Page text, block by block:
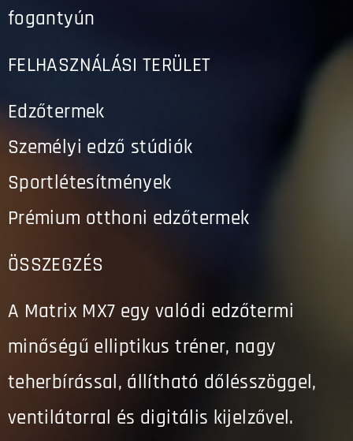
fogantyún
FELHASZNÁLÁSI TERÜLET
Edzőtermek
Személyi edző stúdiók
Sportlétesítmények
Prémium otthoni edzőtermek
ÖSSZEGZÉS
A Matrix MX7 egy valódi edzőtermi
minőségű elliptikus tréner, nagy
teherbírással, állítható dőlésszöggel,
ventilátorral és digitális kijelzővel.